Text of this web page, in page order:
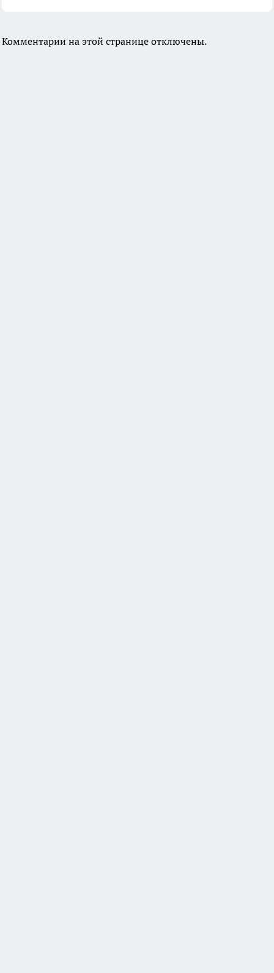
Комментарии на этой странице отключены.